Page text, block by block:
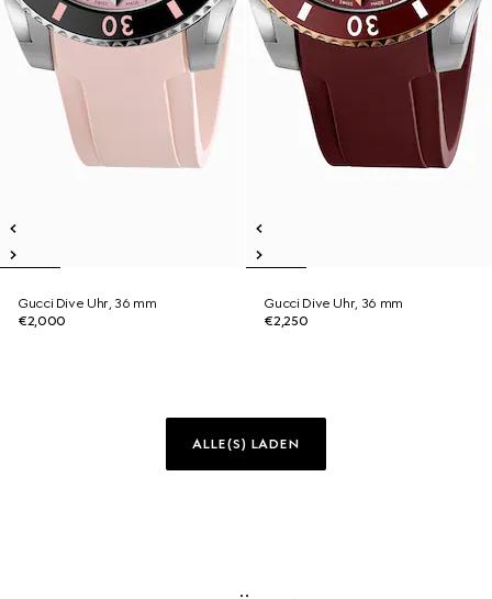
Gucci Dive Uhr, 36 mm
€2,000
Gucci Dive Uhr, 36 mm
€2,250
ALLE(S) LADEN